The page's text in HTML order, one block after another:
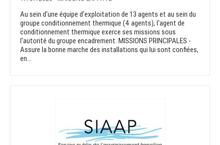
Au sein d'une équipe d'exploitation de 13 agents et au sein du
groupe conditionnement thermique (4 agents), l'agent de
conditionnement thermique exerce ses missions sous
l'autorité du groupe encadrement. MISSIONS PRINCIPALES -
Assure la bonne marche des installations qui lui sont confiées,
en...